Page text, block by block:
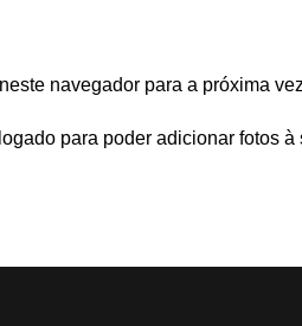
navegador para a próxima
para poder adicionar fotos à